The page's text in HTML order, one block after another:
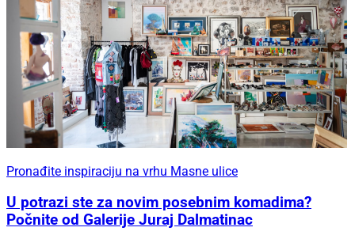
Pronađite inspiraciju na vrhu Masne ulice
U potrazi ste za novim posebnim komadima?
Počnite od Galerije Juraj Dalmatinac